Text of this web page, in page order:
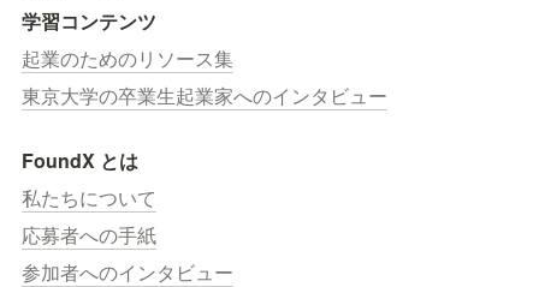
学習コンテンツ
起業のためのリソース集
東京大学の卒業生起業家へのインタビュー
FoundX とは
私たちについて
応募者への手紙
参加者へのインタビュー